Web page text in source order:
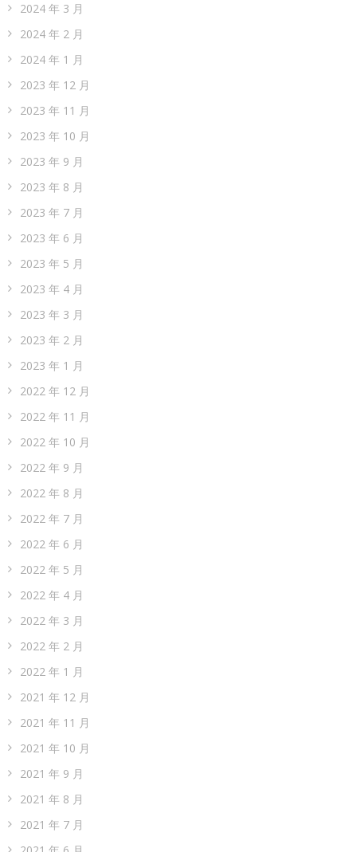
2024 年 3 月
2024 年 2 月
2024 年 1 月
2023 年 12 月
2023 年 11 月
2023 年 10 月
2023 年 9 月
2023 年 8 月
2023 年 7 月
2023 年 6 月
2023 年 5 月
2023 年 4 月
2023 年 3 月
2023 年 2 月
2023 年 1 月
2022 年 12 月
2022 年 11 月
2022 年 10 月
2022 年 9 月
2022 年 8 月
2022 年 7 月
2022 年 6 月
2022 年 5 月
2022 年 4 月
2022 年 3 月
2022 年 2 月
2022 年 1 月
2021 年 12 月
2021 年 11 月
2021 年 10 月
2021 年 9 月
2021 年 8 月
2021 年 7 月